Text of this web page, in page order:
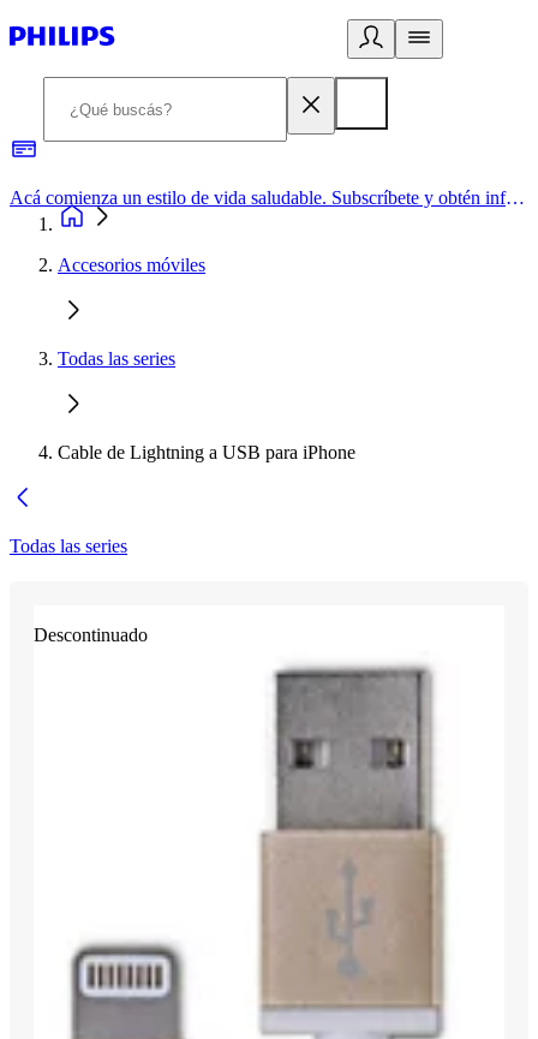
Acá comienza un estilo de vida saludable. Subscríbete y obtén información de primera mano
Accesorios móviles
Todas las series
Cable de Lightning a USB para iPhone
Todas las series
Descontinuado